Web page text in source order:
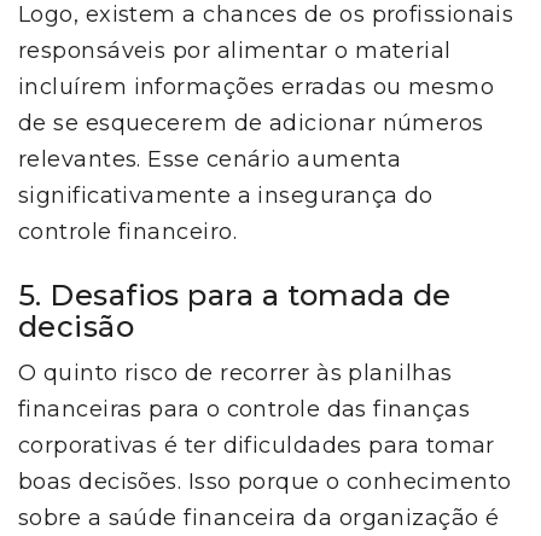
Logo, existem a chances de os profissionais
responsáveis por alimentar o material
incluírem informações erradas ou mesmo
de se esquecerem de adicionar números
relevantes. Esse cenário aumenta
significativamente a insegurança do
controle financeiro.
5. Desafios para a tomada de
decisão
O quinto risco de recorrer às planilhas
financeiras para o controle das finanças
corporativas é ter dificuldades para tomar
boas decisões. Isso porque o conhecimento
sobre a saúde financeira da organização é